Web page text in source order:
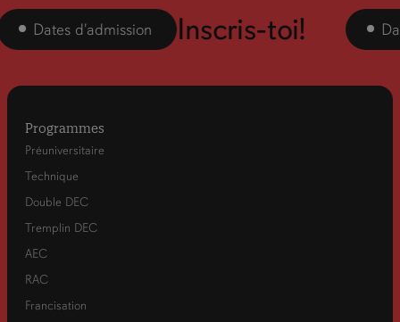
Dates d'admission Inscris-toi!
Programmes
Préuniversitaire
Technique
Double DEC
Tremplin DEC
AEC
RAC
Francisation